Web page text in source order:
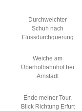
Durchweichter
Schuh nach
Flussdurchquerung
Weiche am
Überholbahnhof bei
Arnstadt
Ende meiner Tour,
Blick Richtung Erfurt